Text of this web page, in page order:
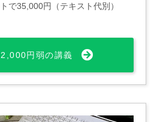
で35,000円（テキスト代別）
円弱の講義